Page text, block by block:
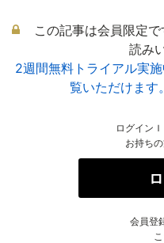
この記事は会員限定
読み
2週間無料トライアル実
覧いただけます
ログイン
お持ち
会員登